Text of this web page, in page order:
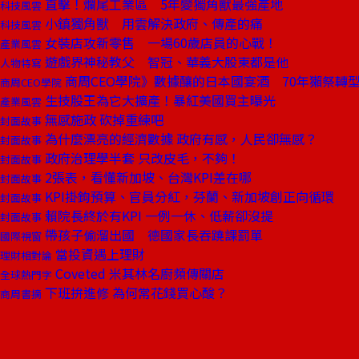
科技風雲 直擊！爛尾工業區 5年變獨角獸最強產地
科技風雲 小鎮獨角獸 用雲解決政府、傳產的痛
產業風雲 女裝店攻新零售 一場60歲店員的心戰！
人物特寫 遊戲界神秘教父 智冠、華義大股東都是他
商周CEO學院 商周CEO學院》數據釀的日本國宴酒 70年獺祭轉
產業風雲 生技股王為它大擴產！暴紅美國買主曝光
封面故事 無感施政 砍掉重練吧
封面故事 為什麼漂亮的經濟數據 政府有感，人民卻無感？
封面故事 政府治理學半套 只改皮毛，不夠！
封面故事 2張表，看懂新加坡、台灣KPI差在哪
封面故事 KPI掛鉤預算、官員分紅，芬蘭、新加坡創正向循環
封面故事 賴院長終於有KPI 一例一休、低薪卻沒提
國際視窗 帶孩子偷溜出國 德國家長吞蹺課罰單
理財相對論 當投資遇上理財
全球熱門字 Coveted 米其林名廚頻傳關店
商周書摘 下班拚進修 為何常花錢買心酸？